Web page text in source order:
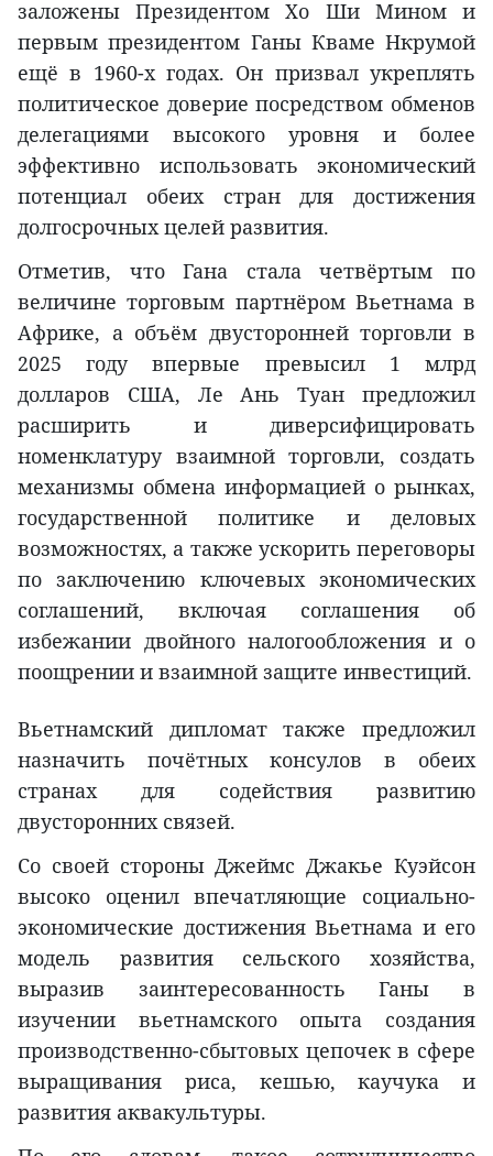
заложены Президентом Хо Ши Мином и
первым президентом Ганы Кваме Нкрумой
ещё в 1960-х годах. Он призвал укреплять
политическое доверие посредством обменов
делегациями высокого уровня и более
эффективно использовать экономический
потенциал обеих стран для достижения
долгосрочных целей развития.
Отметив, что Гана стала четвёртым по
величине торговым партнёром Вьетнама в
Африке, а объём двусторонней торговли в
2025 году впервые превысил 1 млрд
долларов США, Ле Ань Туан предложил
расширить и диверсифицировать
номенклатуру взаимной торговли, создать
механизмы обмена информацией о рынках,
государственной политике и деловых
возможностях, а также ускорить переговоры
по заключению ключевых экономических
соглашений, включая соглашения об
избежании двойного налогообложения и о
поощрении и взаимной защите инвестиций.
Вьетнамский дипломат также предложил
назначить почётных консулов в обеих
странах для содействия развитию
двусторонних связей.
Со своей стороны Джеймс Джакье Куэйсон
высоко оценил впечатляющие социально-
экономические достижения Вьетнама и его
модель развития сельского хозяйства,
выразив заинтересованность Ганы в
изучении вьетнамского опыта создания
производственно-сбытовых цепочек в сфере
выращивания риса, кешью, каучука и
развития аквакультуры.